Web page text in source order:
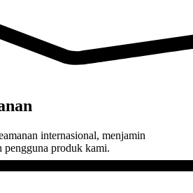
internasional, menjamin
pengguna produk kami.